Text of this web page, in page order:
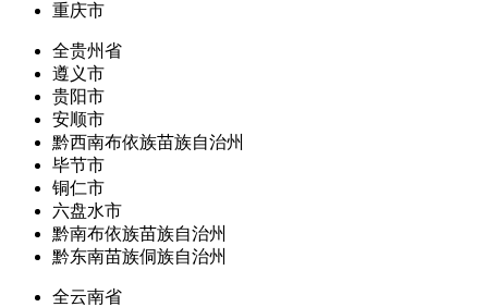
重庆市
全贵州省
遵义市
贵阳市
安顺市
黔西南布依族苗族自治州
毕节市
铜仁市
六盘水市
黔南布依族苗族自治州
黔东南苗族侗族自治州
全云南省